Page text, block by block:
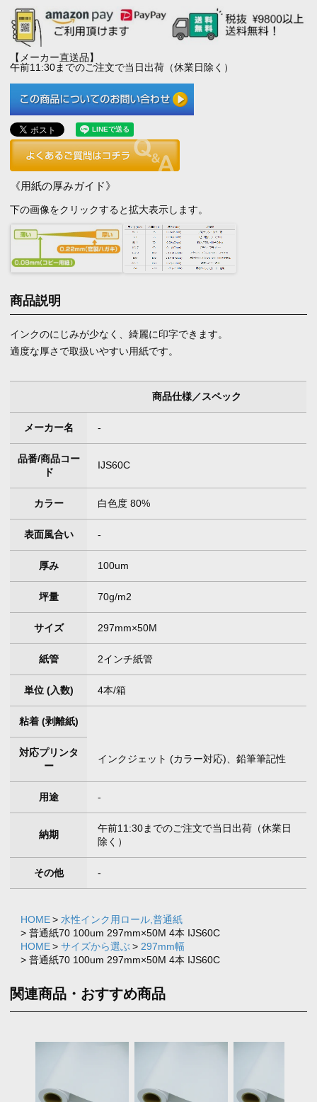
【メーカー直送品】
午前11:30までのご注文で当日出荷（休業日除く）
《用紙の厚みガイド》
下の画像をクリックすると拡大表示します。
商品説明
インクのにじみが少なく、綺麗に印字できます。
適度な厚さで取扱いやすい用紙です。
商品仕様／スペック
メーカー名 -
品番/商品コー
ド
IJS60C
カラー 白色度 80%
表面風合い -
厚み 100um
坪量 70g/m2
サイズ 297mm×50M
紙管 2インチ紙管
単位 (入数) 4本/箱
粘着 (剥離紙)
対応プリンタ
ー
インクジェット (カラー対応)、鉛筆筆記性
用途 -
納期
午前11:30までのご注文で当日出荷（休業日
除く）
その他 -
HOME
水性インク用ロール,普通紙
普通紙70 100um 297mm×50M 4本 IJS60C
HOME
サイズから選ぶ
297mm幅
普通紙70 100um 297mm×50M 4本 IJS60C
関連商品・おすすめ商品